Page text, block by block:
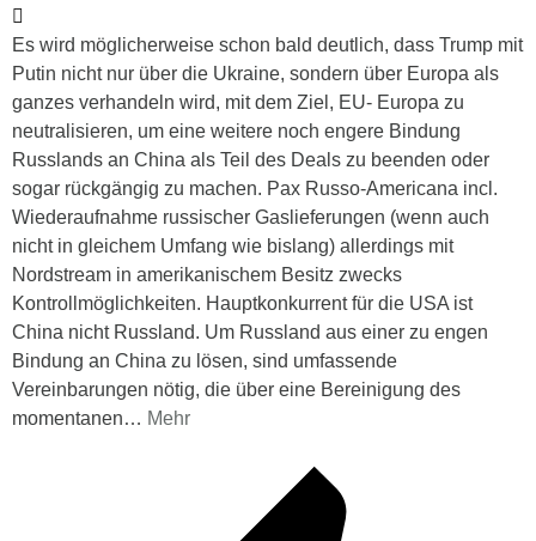
Es wird möglicherweise schon bald deutlich, dass Trump mit
Putin nicht nur über die Ukraine, sondern über Europa als
ganzes verhandeln wird, mit dem Ziel, EU- Europa zu
neutralisieren, um eine weitere noch engere Bindung
Russlands an China als Teil des Deals zu beenden oder
sogar rückgängig zu machen. Pax Russo-Americana incl.
Wiederaufnahme russischer Gaslieferungen (wenn auch
nicht in gleichem Umfang wie bislang) allerdings mit
Nordstream in amerikanischem Besitz zwecks
Kontrollmöglichkeiten. Hauptkonkurrent für die USA ist
China nicht Russland. Um Russland aus einer zu engen
Bindung an China zu lösen, sind umfassende
Vereinbarungen nötig, die über eine Bereinigung des
momentanen… Mehr